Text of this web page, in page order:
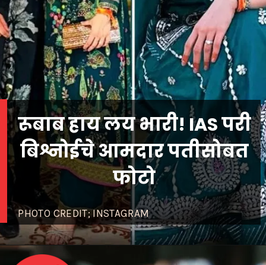
PHOTO CREDIT; INSTAGRAM
रूबाब हाय लय भारी! IAS परी
बिश्नोईचे आमदार पतीसोबत
फोटो